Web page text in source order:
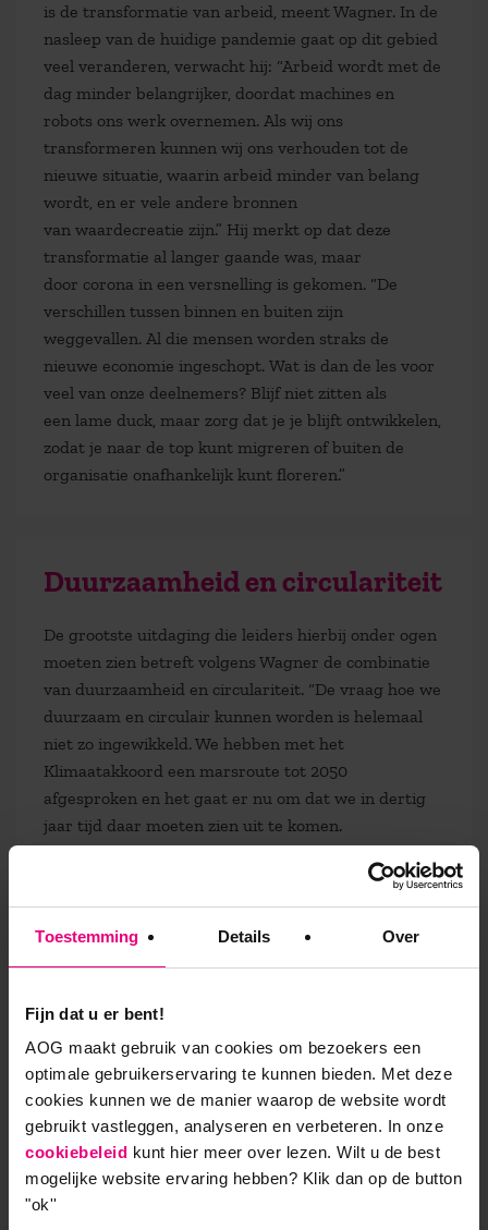
Toestemming Details Over
Fijn dat u er bent!
AOG maakt gebruik van cookies om bezoekers een
optimale gebruikerservaring te kunnen bieden. Met deze
cookies kunnen we de manier waarop de website wordt
gebruikt vastleggen, analyseren en verbeteren. In onze
cookiebeleid kunt hier meer over lezen. Wilt u de best
mogelijke website ervaring hebben? Klik dan op de button
"ok''
is de transformatie van arbeid, meent Wagner. In de
nasleep van de huidige pandemie gaat op dit gebied
veel veranderen, verwacht hij: “Arbeid wordt met de
dag minder belangrijker, doordat machines en
robots ons werk overnemen. Als wij ons
transformeren kunnen wij ons verhouden tot de
nieuwe situatie, waarin arbeid minder van belang
wordt, en er vele andere bronnen
van waardecreatie zijn.” Hij merkt op dat deze
transformatie al langer gaande was, maar
door corona in een versnelling is gekomen. “De
verschillen tussen binnen en buiten zijn
weggevallen. Al die mensen worden straks de
nieuwe economie ingeschopt. Wat is dan de les voor
veel van onze deelnemers? Blijf niet zitten als
een lame duck, maar zorg dat je je blijft ontwikkelen,
zodat je naar de top kunt migreren of buiten de
organisatie onafhankelijk kunt floreren.”
Duurzaamheid en circulariteit
De grootste uitdaging die leiders hierbij onder ogen
moeten zien betreft volgens Wagner de combinatie
van duurzaamheid en circulariteit. “De vraag hoe we
duurzaam en circulair kunnen worden is helemaal
niet zo ingewikkeld. We hebben met het
Klimaatakkoord een marsroute tot 2050
afgesproken en het gaat er nu om dat we in dertig
jaar tijd daar moeten zien uit te komen.
Duurzaamheid is een groot, wereld-verbindend
vraagstuk dat de mondiale verhoudingen op scherp
zet.” Hij erkent dat dezetransformatie bijzonder
lastigis: “Zoals Einsteinhet al zei: je kunt problemen
niet op door ze te ontwarren, maar door te
transformeren naar een andere manier van denken
en doen. Innovatie is pas mogelijk als je kunt denken
over iets wat er nog niet is.”
Autonoom leren denken om